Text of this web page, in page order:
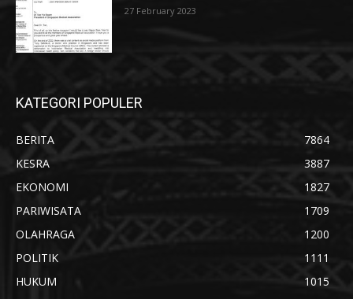
27 February 2023
KATEGORI POPULER
BERITA
7864
KESRA
3887
EKONOMI
1827
PARIWISATA
1709
OLAHRAGA
1200
POLITIK
1111
HUKUM
1015